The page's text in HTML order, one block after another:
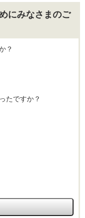
にみなさまのご
？
たですか？